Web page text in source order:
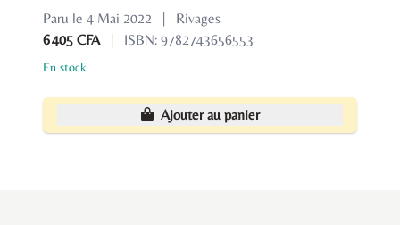
Paru le 4 Mai 2022 |
Rivages
6 405 CFA
| ISBN: 9782743656553
En stock
Ajouter au panier